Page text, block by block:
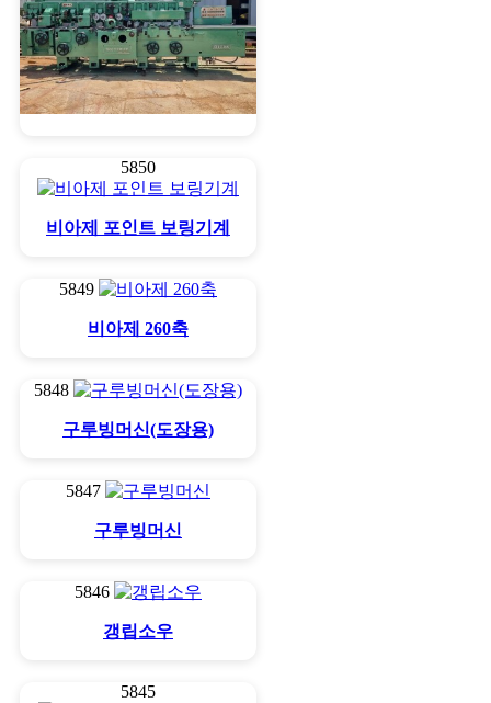
5850
비아제 포인트 보링기계
5849
비아제 260축
5848
구루빙머신(도장용)
5847
구루빙머신
5846
갱립소우
5845